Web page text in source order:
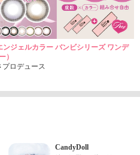
ジェルカラー バンビシリーズ ワンデ
ー）
プロデュース